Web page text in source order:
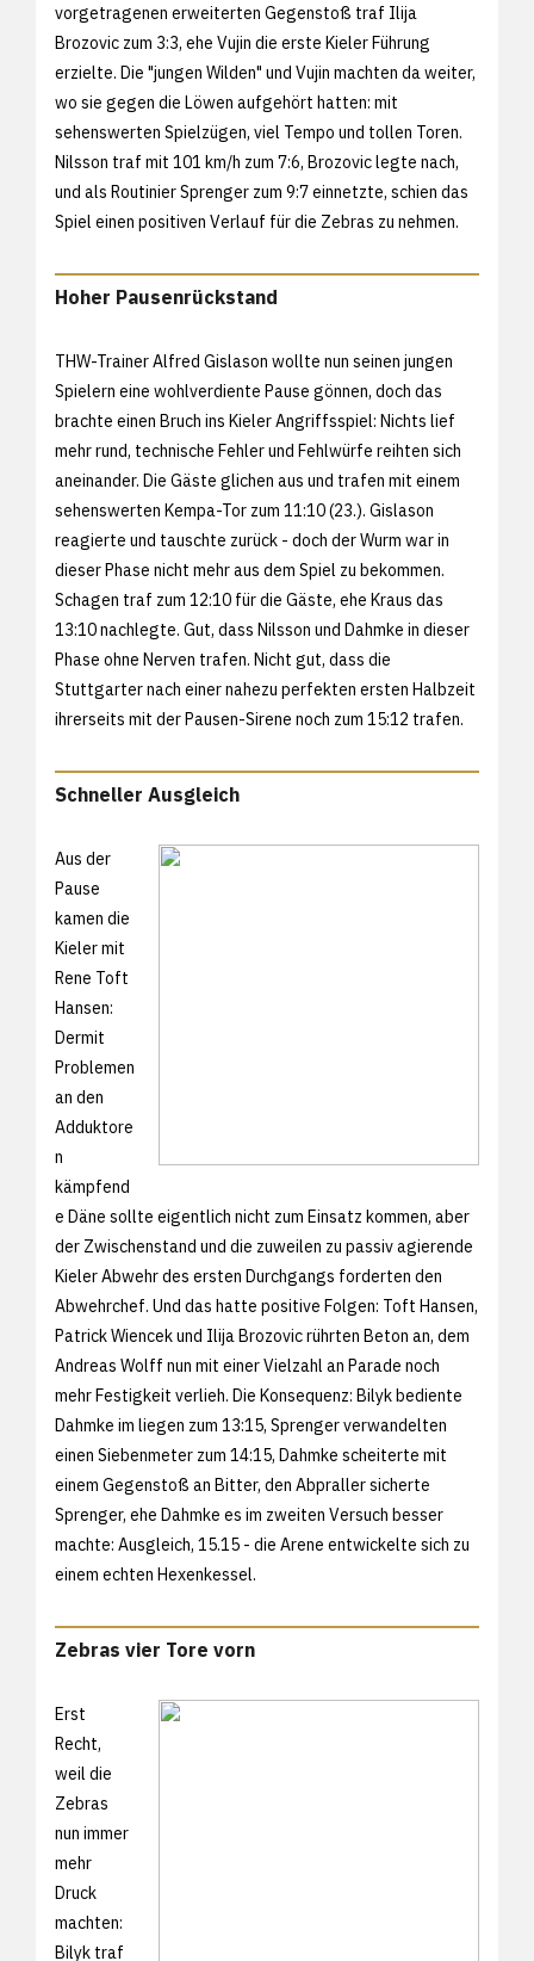
vorgetragenen erweiterten Gegenstoß traf Ilija
Brozovic zum 3:3, ehe Vujin die erste Kieler Führung
erzielte. Die "jungen Wilden" und Vujin machten da weiter,
wo sie gegen die Löwen aufgehört hatten: mit
sehenswerten Spielzügen, viel Tempo und tollen Toren.
Nilsson traf mit 101 km/h zum 7:6, Brozovic legte nach,
und als Routinier Sprenger zum 9:7 einnetzte, schien das
Spiel einen positiven Verlauf für die Zebras zu nehmen.
Hoher Pausenrückstand
THW-Trainer Alfred Gislason wollte nun seinen jungen
Spielern eine wohlverdiente Pause gönnen, doch das
brachte einen Bruch ins Kieler Angriffsspiel: Nichts lief
mehr rund, technische Fehler und Fehlwürfe reihten sich
aneinander. Die Gäste glichen aus und trafen mit einem
sehenswerten Kempa-Tor zum 11:10 (23.). Gislason
reagierte und tauschte zurück - doch der Wurm war in
dieser Phase nicht mehr aus dem Spiel zu bekommen.
Schagen traf zum 12:10 für die Gäste, ehe Kraus das
13:10 nachlegte. Gut, dass Nilsson und Dahmke in dieser
Phase ohne Nerven trafen. Nicht gut, dass die
Stuttgarter nach einer nahezu perfekten ersten Halbzeit
ihrerseits mit der Pausen-Sirene noch zum 15:12 trafen.
Schneller Ausgleich
Aus der
Pause
kamen die
Kieler mit
Rene Toft
Hansen:
Dermit
Problemen
an den
Adduktore
n
kämpfend
e Däne sollte eigentlich nicht zum Einsatz kommen, aber
der Zwischenstand und die zuweilen zu passiv agierende
Kieler Abwehr des ersten Durchgangs forderten den
Abwehrchef. Und das hatte positive Folgen: Toft Hansen,
Patrick Wiencek und Ilija Brozovic rührten Beton an, dem
Andreas Wolff nun mit einer Vielzahl an Parade noch
mehr Festigkeit verlieh. Die Konsequenz: Bilyk bediente
Dahmke im liegen zum 13:15, Sprenger verwandelten
einen Siebenmeter zum 14:15, Dahmke scheiterte mit
einem Gegenstoß an Bitter, den Abpraller sicherte
Sprenger, ehe Dahmke es im zweiten Versuch besser
machte: Ausgleich, 15.15 - die Arene entwickelte sich zu
einem echten Hexenkessel.
Zebras vier Tore vorn
Erst
Recht,
weil die
Zebras
nun immer
mehr
Druck
machten:
Bilyk traf